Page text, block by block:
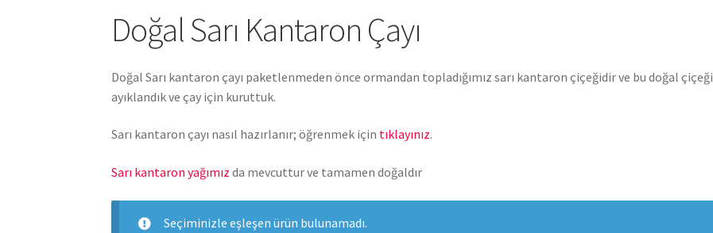
Doğal Sarı Kantaron Çayı
Doğal Sarı kantaron çayı paketlenmeden önce ormandan topladığımız sarı kantaron çiçeğidir ve bu doğal çiçeği
ayıklandık ve çay için kuruttuk.
Sarı kantaron çayı nasıl hazırlanır; öğrenmek için tıklayınız.
Sarı kantaron yağımız da mevcuttur ve tamamen doğaldır
Seçiminizle eşleşen ürün bulunamadı.